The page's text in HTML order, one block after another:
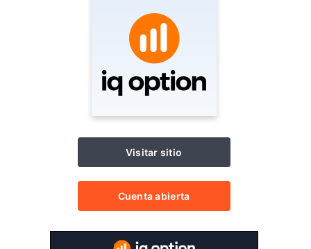
Visitar sitio
Cuenta abierta